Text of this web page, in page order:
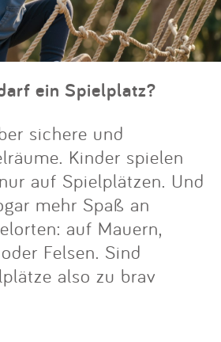
ein Spielplatz?
sichere und
Kinder spielen
auf Spielplätzen. Und
mehr Spaß an
auf Mauern,
Felsen. Sind
also zu brav